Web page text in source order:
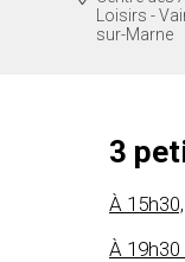
Loisirs -
sur-Marne
3
À
À 19h30